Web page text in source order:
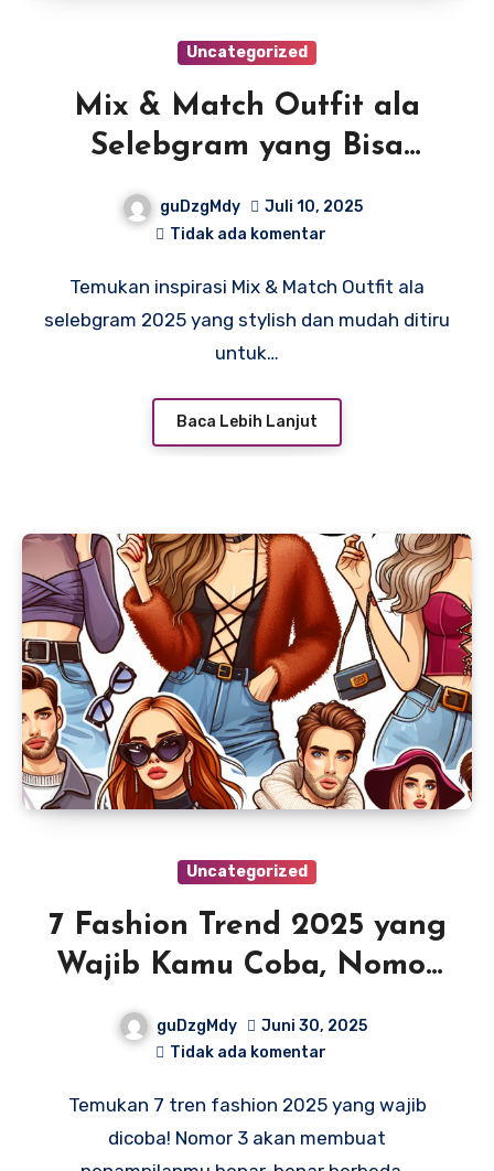
Uncategorized
Mix & Match Outfit ala
Selebgram yang Bisa
Kamu Tiru di 2025
guDzgMdy
Juli 10, 2025
Tidak ada komentar
Temukan inspirasi Mix & Match Outfit ala
selebgram 2025 yang stylish dan mudah ditiru
untuk…
Baca Lebih Lanjut
Uncategorized
7 Fashion Trend 2025 yang
Wajib Kamu Coba, Nomor
3 Bikin Pangling!
guDzgMdy
Juni 30, 2025
Tidak ada komentar
Temukan 7 tren fashion 2025 yang wajib
dicoba! Nomor 3 akan membuat